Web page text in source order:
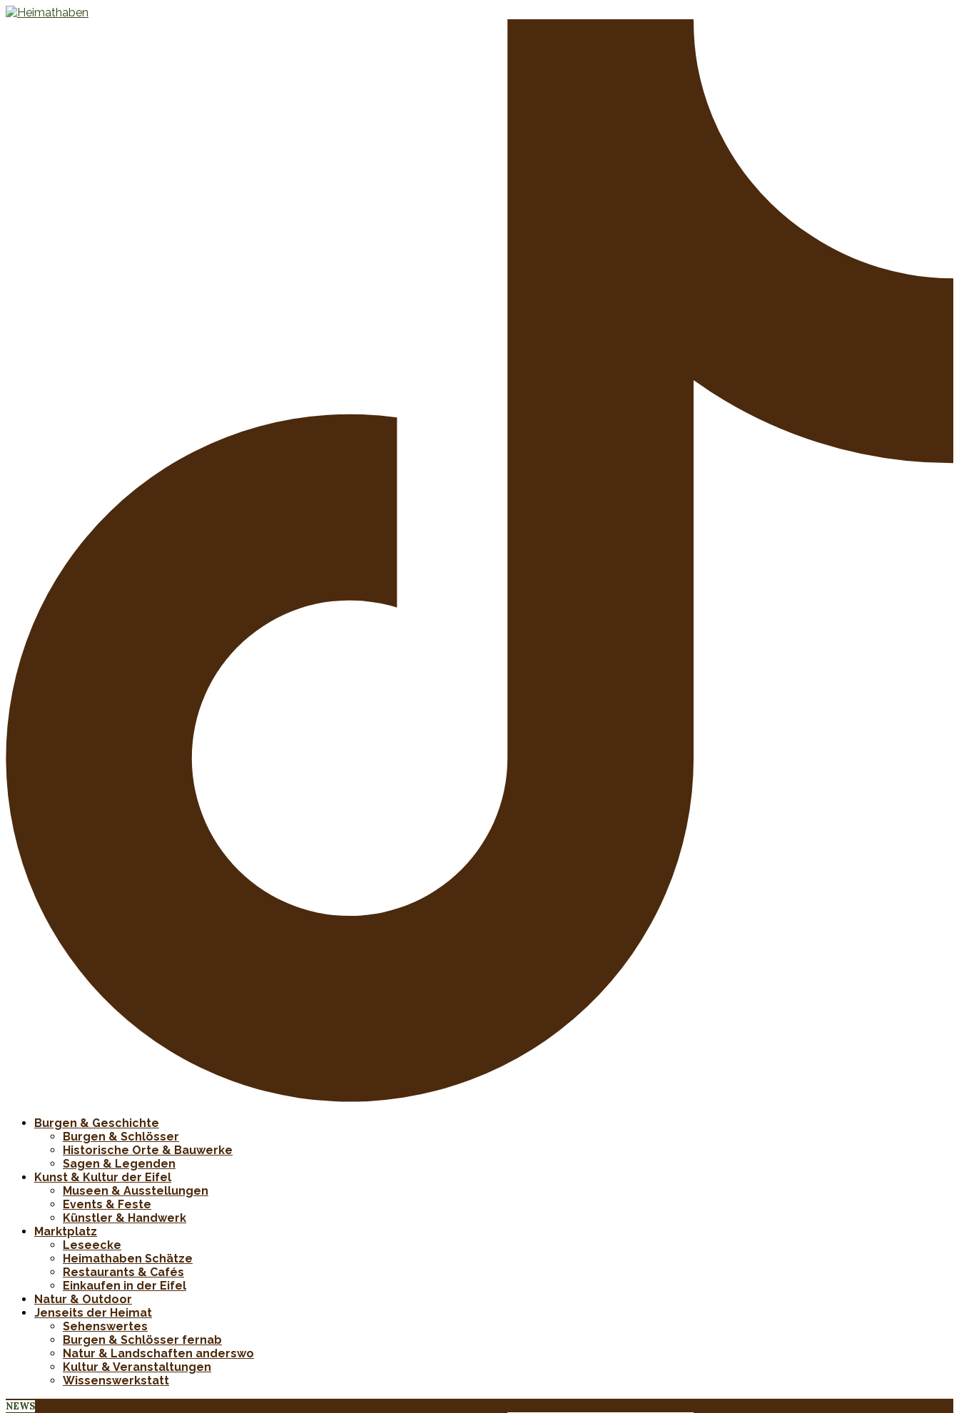
Burgen & Geschichte
Burgen & Schlösser
Historische Orte & Bauwerke
Sagen & Legenden
Kunst & Kultur der Eifel
Museen & Ausstellungen
Events & Feste
Künstler & Handwerk
Marktplatz
Leseecke
Heimathaben Schätze
Restaurants & Cafés
Einkaufen in der Eifel
Natur & Outdoor
Jenseits der Heimat
Sehenswertes
Burgen & Schlösser fernab
Natur & Landschaften anderswo
Kultur & Veranstaltungen
Wissenswerkstatt
NEWS